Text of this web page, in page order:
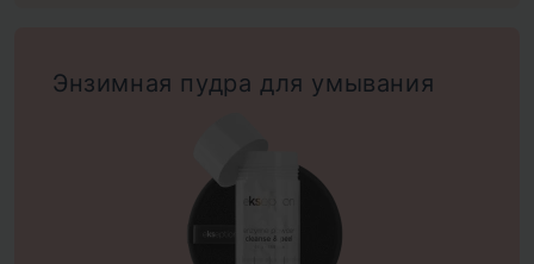
Энзимная пудра для умывания